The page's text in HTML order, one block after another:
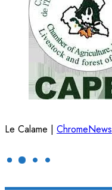
Le Calame | ChromeNews